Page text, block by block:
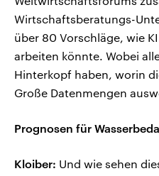
Wirtschaftsberatungs-
über 80 Vorschläge, wie
arbeiten könnte. Wobei
Hinterkopf haben, worin
Große Datenmengen
Prognosen für
Kloiber: Und wie sehen